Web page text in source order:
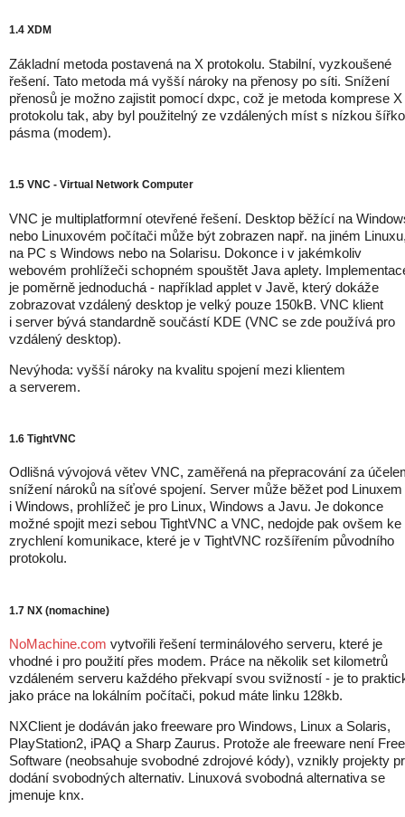
1.4 XDM
Základní metoda postavená na X protokolu. Stabilní, vyzkoušené
řešení. Tato metoda má vyšší nároky na přenosy po síti. Snížení
přenosů je možno zajistit pomocí dxpc, což je metoda komprese X
protokolu tak, aby byl použitelný ze vzdálených míst s nízkou
pásma (modem).
1.5 VNC - Virtual Network Computer
VNC je multiplatformní otevřené řešení. Desktop běžící na
nebo Linuxovém počítači může být zobrazen např. na jiném
na PC s Windows nebo na Solarisu. Dokonce i v jakémkoliv
webovém prohlížeči schopném spouštět Java aplety.
je poměrně jednoduchá - například applet v Javě, který dokáže
zobrazovat vzdálený desktop je velký pouze 150kB. VNC klient
i server bývá standardně součástí KDE (VNC se zde používá pro
vzdálený desktop).
Nevýhoda: vyšší nároky na kvalitu spojení mezi klientem
a serverem.
1.6 TightVNC
Odlišná vývojová větev VNC, zaměřená na přepracování za
snížení nároků na síťové spojení. Server může běžet pod Linuxem
i Windows, prohlížeč je pro Linux, Windows a Javu. Je dokonce
možné spojit mezi sebou TightVNC a VNC, nedojde pak ovšem ke
zrychlení komunikace, které je v TightVNC rozšířením původního
protokolu.
1.7 NX (nomachine)
NoMachine.com vytvořili řešení terminálového serveru, které je
vhodné i pro použití přes modem. Práce na několik set kilometrů
vzdáleném serveru každého překvapí svou svižností - je to
jako práce na lokálním počítači, pokud máte linku 128kb.
NXClient je dodáván jako freeware pro Windows, Linux a Solaris,
PlayStation2, iPAQ a Sharp Zaurus. Protože ale freeware není Free
Software (neobsahuje svobodné zdrojové kódy), vznikly projekty
dodání svobodných alternativ. Linuxová svobodná alternativa se
jmenuje knx.